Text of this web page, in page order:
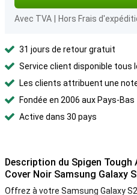
Avec TVA Hors Frais
31 jours de retour gratuit
Service client disponible tous
Les clients attribuent une
Fondée en 2006 aux Pays-Bas
Active dans 30 pays
Description du Spigen
Cover Noir Samsung Galaxy
Offrez à votre Samsung Galaxy